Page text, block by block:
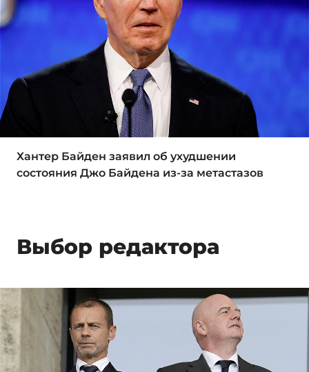
Хантер Байден заявил об ухудшении
состояния Джо Байдена из-за метастазов
Выбор редактора